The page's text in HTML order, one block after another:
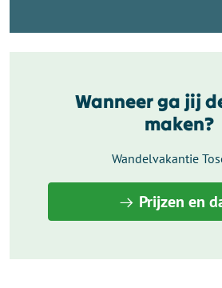
Wanneer ga jij
maken?
Wandelvakantie
Prijzen en